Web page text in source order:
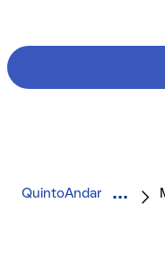
QuintoAndar